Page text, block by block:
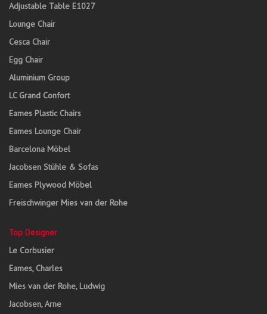
Adjustable Table E1027
Lounge Chair
Cesca Chair
Egg Chair
Aluminium Group
LC Grand Confort
Eames Plastic Chairs
Eames Lounge Chair
Barcelona Möbel
Jacobsen Stühle & Sofas
Eames Plywood Möbel
Freischwinger Mies van der Rohe
Top Designer
Le Corbusier
Eames, Charles
Mies van der Rohe, Ludwig
Jacobsen, Arne